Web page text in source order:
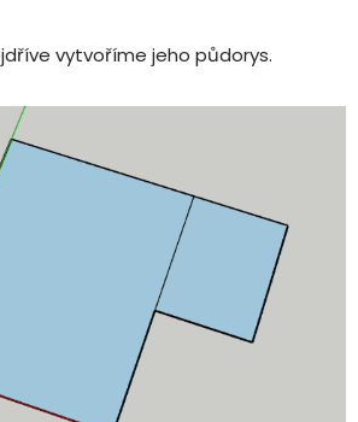
vytvoříme jeho půdorys.